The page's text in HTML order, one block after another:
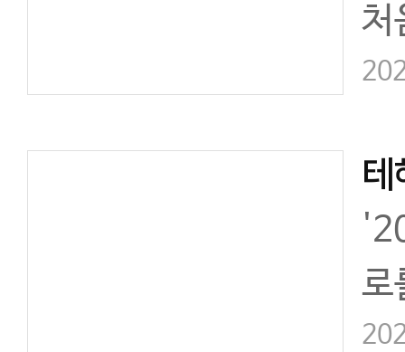
처
서
당
로
한